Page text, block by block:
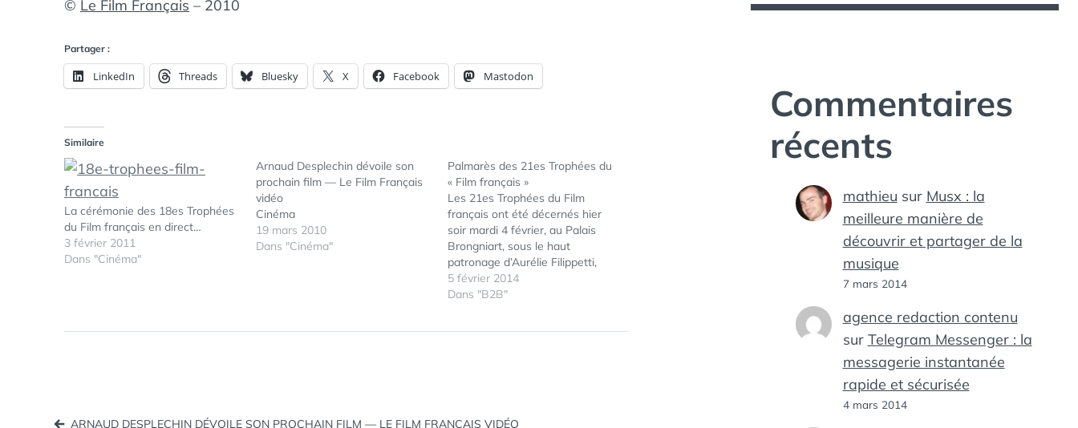
© Le Film Français – 2010
Partager :
LinkedIn Threads Bluesky X Facebook Mastodon
Similaire
La cérémonie des 18es Trophées
du Film français en direct…
3 février 2011
Dans "Cinéma"
Arnaud Desplechin dévoile son
prochain film — Le Film Français
vidéo
Cinéma
19 mars 2010
Dans "Cinéma"
Palmarès des 21es Trophées du
« Film français »
Les 21es Trophées du Film
français ont été décernés hier
soir mardi 4 février, au Palais
Brongniart, sous le haut
patronage d’Aurélie Filippetti,
ministre de la Culture et de la
Communication, en partenariat
5 février 2014
Dans "B2B"
Navigation
ARNAUD DESPLECHIN DÉVOILE SON PROCHAIN FILM — LE FILM FRANÇAIS VIDÉO
Commentaires
récents
mathieu sur Musx : la
meilleure manière de
découvrir et partager de la
musique
7 mars 2014
agence redaction contenu
sur Telegram Messenger : la
messagerie instantanée
rapide et sécurisée
4 mars 2014